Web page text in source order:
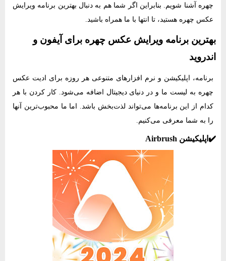
چهره آشنا شویم. بنابراین اگر شما هم به دنبال بهترین برنامه ویرایش
عکس چهره هستید، تا انتها با ما همراه باشید.
بهترین برنامه ویرایش عکس چهره برای آیفون و
اندروید
برنامه، اپلیکیشن و نرم افزارهای متنوعی هر روزه برای ادیت عکس
چهره به لیست ما و در دنیای دیجیتال اضافه می‌شود. کار کردن با هر
کدام از این برنامه‌ها می‌تواند لذت‌بخش باشد. اما ما محبوب‌ترین آنها
را به شما معرفی می‌کنیم.
✔️اپلیکیشن Airbrush